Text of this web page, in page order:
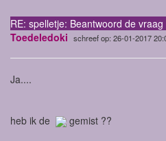
RE: spelletje: Beantwoord de vraag
Toedeledoki schreef op: 26-01-2017
Ja....
heb ik de gemist ??